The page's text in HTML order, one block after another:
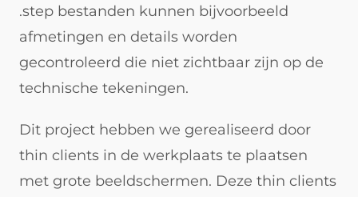
.step bestanden kunnen bijvoorbeeld
afmetingen en details worden
gecontroleerd die niet zichtbaar zijn op de
technische tekeningen.
Dit project hebben we gerealiseerd door
thin clients in de werkplaats te plaatsen
met grote beeldschermen. Deze thin clients